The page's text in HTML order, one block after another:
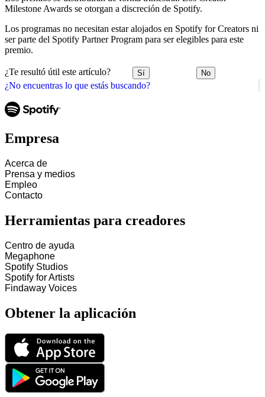
¿No encuentras lo que estás buscando?
Milestone Awards se otorgan a discreción de Spotify.
Los programas no necesitan estar alojados en Spotify for Creators ni
ser parte del Spotify Partner Program para ser elegibles para este
premio.
¿Te resultó útil este artículo? Sí No
Empresa
Acerca de
Prensa y medios
Empleo
Contacto
Herramientas para creadores
Centro de ayuda
Megaphone
Spotify Studios
Spotify for Artists
Findaway Voices
Obtener la aplicación